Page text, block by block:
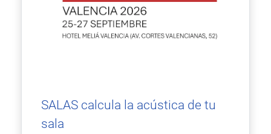
SALAS calcula la acústica de tu
sala